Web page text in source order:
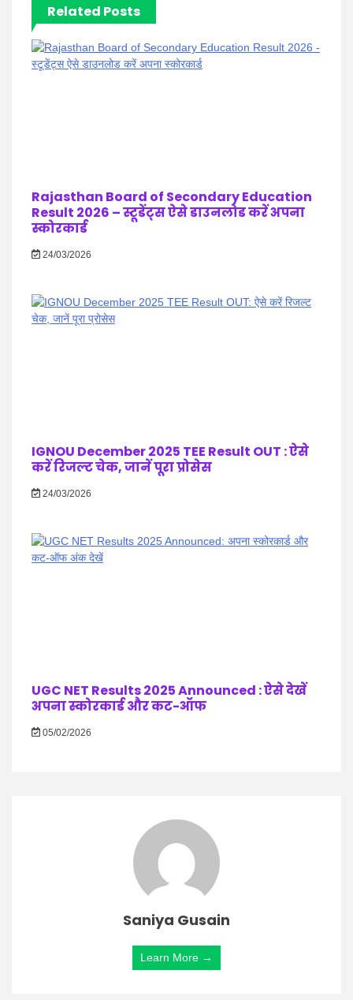
Related Posts
Rajasthan Board of Secondary Education
Result 2026 – स्टूडेंट्स ऐसे डाउनलोड करें अपना
स्कोरकार्ड
24/03/2026
IGNOU December 2025 TEE Result OUT : ऐसे
करें रिजल्ट चेक, जानें पूरा प्रोसेस
24/03/2026
UGC NET Results 2025 Announced : ऐसे देखें
अपना स्कोरकार्ड और कट-ऑफ
05/02/2026
Saniya Gusain
Learn More →